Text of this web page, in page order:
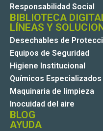
Responsabilidad Social
BIBLIOTECA
LÍNEAS Y
Desechables de
Equipos de Seguridad
Higiene Institucional
Químicos Especializados
Maquinaria de limpieza
Inocuidad del aire
BLOG
AYUDA